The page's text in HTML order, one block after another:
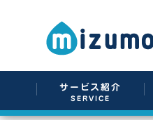
サービス紹介
SERVICE